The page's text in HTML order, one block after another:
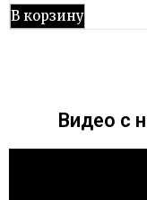
В корзину
Видео с